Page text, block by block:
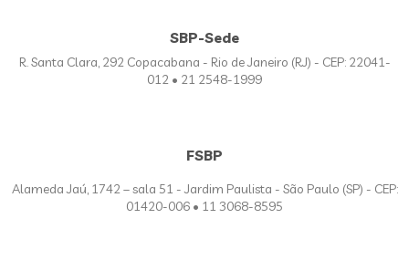
SBP-Sede
R. Santa Clara, 292 Copacabana - Rio de Janeiro (RJ) - CEP: 22041-
012 • 21 2548-1999
FSBP
Alameda Jaú, 1742 – sala 51 - Jardim Paulista - São Paulo (SP) - CEP:
01420-006 • 11 3068-8595